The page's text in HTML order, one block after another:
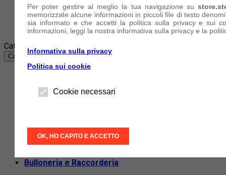
(+39) 340 849 11 11
AccedioRegistrati
Categorie
Categorie
Abrasivi e Taglio
Animali e Accessori
Antinfortunistica e DPI
Bulloneria e Raccorderia
Per poter gestire al meglio la tua navigazione su
memorizzate alcune informazioni in piccoli file di testo
sia informato e che accetti la politica sulla privacy e sui
informazioni, leggi la nostra informativa sulla privacy e la
Informativa sulla privacy
Politica sui cookie
Cookie necessari
OK, HO CAPITO E ACCETTO